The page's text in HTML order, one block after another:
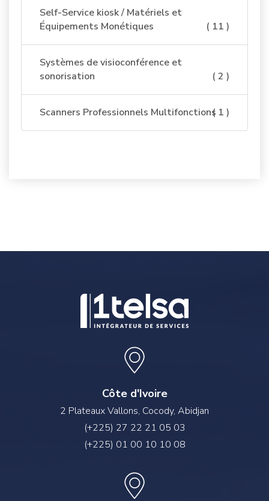
Self-Service kiosk / Matériels et
Équipements Monétiques
( 11 )
Systèmes de visioconférence et
sonorisation
( 2 )
Scanners Professionnels Multifonctions( 1 )
Côte d'Ivoire
2 Plateaux Vallons, Cocody, Abidjan
(+225) 27 22 21 05 03
(+225) 01 00 10 10 08